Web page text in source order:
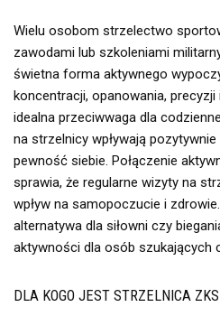
Wielu osobom strzelectwo
zawodami lub szkoleniami
świetna forma aktywnego
koncentracji, opanowania,
idealna przeciwwaga dla
na strzelnicy wpływają
pewność siebie. Połączenie
sprawia, że regularne wizyty na
wpływ na samopoczucie i
alternatywa dla siłowni czy
aktywności dla osób szukających
DLA KOGO JEST STRZELNICA